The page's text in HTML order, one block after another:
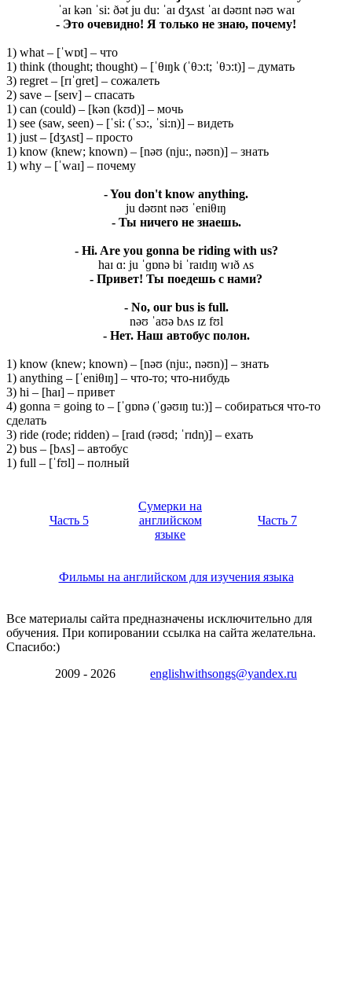
ˈaɪ kən ˈsi: ðət ju du: ˈaɪ dʒʌst ˈaɪ dəʊnt nəʊ waɪ
- Это очевидно! Я только не знаю, почему!
1) what – [ˈwɒt] – что
1) think (thought; thought) – [ˈθɪŋk (ˈθɔ:t; ˈθɔ:t)] – думать
3) regret – [rɪˈɡret] – сожалеть
2) save – [seɪv] – спасать
1) can (could) – [kən (kʊd)] – мочь
1) see (saw, seen) – [ˈsi: (ˈsɔ:, ˈsi:n)] – видеть
1) just – [dʒʌst] – просто
1) know (knew; known) – [nəʊ (nju:, nəʊn)] – знать
1) why – [ˈwaɪ] – почему
- You don't know anything.
ju dəʊnt nəʊ ˈeniθɪŋ
- Ты ничего не знаешь.
- Hi. Are you gonna be riding with us?
haɪ ɑ: ju ˈɡɒnə bi ˈraɪdɪŋ wɪð ʌs
- Привет! Ты поедешь с нами?
- No, our bus is full.
nəʊ ˈaʊə bʌs ɪz fʊl
- Нет. Наш автобус полон.
1) know (knew; known) – [nəʊ (nju:, nəʊn)] – знать
1) anything – [ˈeniθɪŋ] – что-то; что-нибудь
3) hi – [haɪ] – привет
4) gonna = going to – [ˈɡɒnə (ˈɡəʊɪŋ tu:)] – собираться что-то
сделать
3) ride (rode; ridden) – [raɪd (rəʊd; ˈrɪdn̩)] – ехать
2) bus – [bʌs] – автобус
1) full – [ˈfʊl] – полный
Часть 5
Сумерки на
английском
языке
Часть 7
Фильмы на английском для изучения языка
Все материалы сайта предназначены исключительно для
обучения. При копировании ссылка на сайта желательна.
Спасибо:)
2009 - 2026 englishwithsongs@yandex.ru